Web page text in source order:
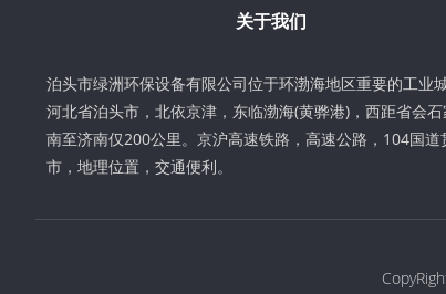
关于我们
泊头市绿洲环保设备有限公司位于环渤海地区重要的工业
河北省泊头市，北依京津，东临渤海(黄骅港)，西距省会石
南至济南仅200公里。京沪高速铁路，高速公路，104国道
市，地理位置，交通便利。